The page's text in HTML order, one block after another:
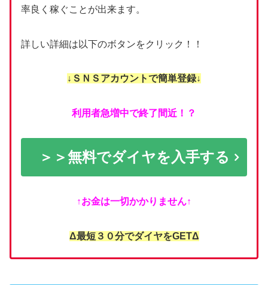
率良く稼ぐことが出来ます。
詳しい詳細は以下のボタンをクリック！！
↓ＳＮＳアカウントで簡単登録↓
利用者急増中で終了間近！？
＞＞無料でダイヤを入手する
↑お金は一切かかりません↑
Δ最短３０分でダイヤをGETΔ